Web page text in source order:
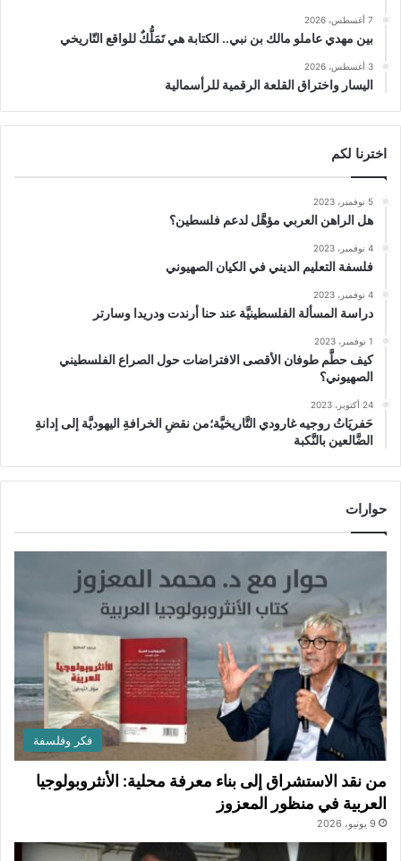
7 أغسطس، 2026
بين مهدي عاملو مالك بن نبي.. الكتابة هي تَمَلُّكٌ للواقع التّاريخي
3 أغسطس، 2026
اليسار واختراق القلعة الرقمية للرأسمالية
اخترنا لكم
5 نوفمبر، 2023
هل الراهن العربي مؤهَّل لدعم فلسطين؟
4 نوفمبر، 2023
فلسفة التعليم الديني في الكيان الصهيوني
4 نوفمبر، 2023
دراسة المسألة الفلسطينيَّة عند حنا أرندت ودريدا وسارتر
1 نوفمبر، 2023
كيف حطَّم طوفان الأقصى الافتراضات حول الصراع الفلسطيني
الصهيوني؟
24 أكتوبر، 2023
حَفريَاتُ روجيه غارودي التَّاريخيَّة؛من نقضِ الخرافةِ اليهوديَّة إلى إدانةِ
الضَّالعين بالنَّكبة
حوارات
فكر وفلسفة
من نقد الاستشراق إلى بناء معرفة محلية: الأنثروبولوجيا
العربية في منظور المعزوز
9 يونيو، 2026